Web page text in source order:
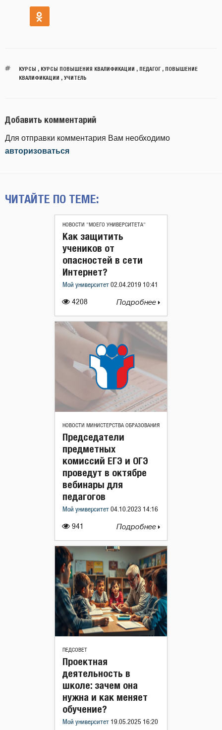
КУРСЫ , КУРСЫ ПОВЫШЕНИЯ КВАЛИФИКАЦИИ , ПЕДАГОГ, ПОВЫШЕНИЕ
КВАЛИФИКАЦИИ , УЧИТЕЛЬ
Добавить комментарий
Для отправки комментария Вам необходимо
авторизоваться
ЧИТАЙТЕ ПО ТЕМЕ:
НОВОСТИ "МОЕГО УНИВЕРСИТЕТА"
4208
Как защитить
учеников от
опасностей в сети
Интернет?
Мой университет 02.04.2019 10:41
Подробнее
НОВОСТИ МИНИСТЕРСТВА ОБРАЗОВАНИЯ
941
Председатели
предметных
комиссий ЕГЭ и ОГЭ
проведут в октябре
вебинары для
педагогов
Мой университет 04.10.2023 14:16
Подробнее
ПЕДСОВЕТ
Проектная
деятельность в
школе: зачем она
нужна и как меняет
обучение?
Мой университет 19.05.2025 16:20